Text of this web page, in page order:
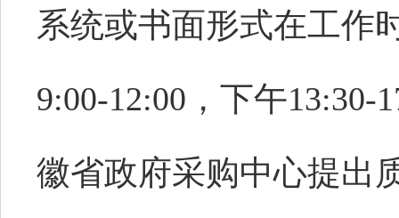
系统或书面形式在工作
9:00-12:00，下午13:30-
徽省政府采购中心提出